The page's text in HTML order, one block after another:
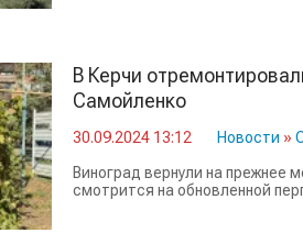
В Керчи
Самойленко
30.09.2024 13:12 Новости »
Виноград вернули на прежнее
смотрится на обновленной